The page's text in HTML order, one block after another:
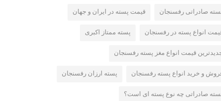
صادراتی رفسنجان قیمت پسته در ایران و جهان
انواع پسته در رفسنجان پسته ممتاز اکبری
قیمت انواع مغز پسته رفسنجان
و خرید انواع پسته رفسنجان پسته ارزان رفسنجان
صادراتی چه نوع پسته ای است؟